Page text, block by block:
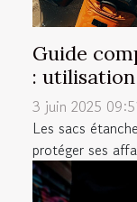
Guide
:
3 juin 2025
Les sacs
protéger ses